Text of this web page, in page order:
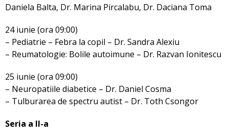
Daniela Balta, Dr. Marina Pircalabu, Dr. Daciana Toma
24 iunie (ora 09:00)
– Pediatrie – Febra la copil – Dr. Sandra Alexiu
– Reumatologie: Bolile autoimune – Dr. Razvan Ionitescu
25 iunie (ora 09:00)
– Neuropatiile diabetice – Dr. Daniel Cosma
– Tulburarea de spectru autist – Dr. Toth Csongor
Seria a II-a